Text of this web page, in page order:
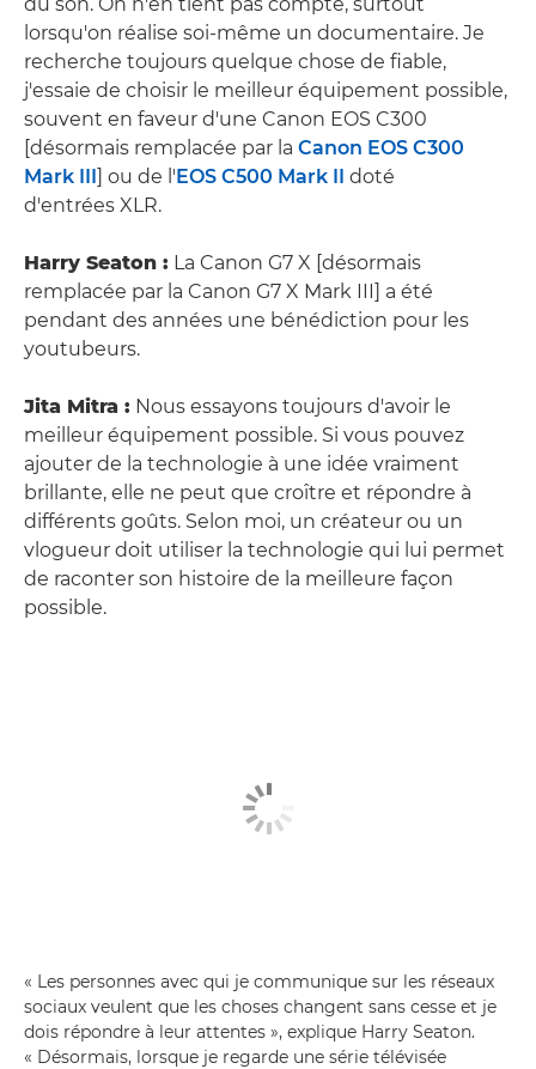
lorsqu'on réalise soi-même un documentaire. Je
recherche toujours quelque chose de fiable,
j'essaie de choisir le meilleur équipement possible,
souvent en faveur d'une Canon EOS C300
[désormais remplacée par la Canon EOS C300
Mark III
] ou de l' EOS C500 Mark II
doté
d'entrées XLR.
Harry Seaton : La Canon G7 X [désormais
remplacée par la Canon G7 X Mark III] a été
pendant des années une bénédiction pour les
youtubeurs.
Jita Mitra : Nous essayons toujours d'avoir le
meilleur équipement possible. Si vous pouvez
ajouter de la technologie à une idée vraiment
brillante, elle ne peut que croître et répondre à
différents goûts. Selon moi, un créateur ou un
vlogueur doit utiliser la technologie qui lui permet
de raconter son histoire de la meilleure façon
possible.
« Les personnes avec qui je communique sur les réseaux
sociaux veulent que les choses changent sans cesse et je
dois répondre à leur attentes », explique Harry Seaton.
« Désormais, lorsque je regarde une série télévisée